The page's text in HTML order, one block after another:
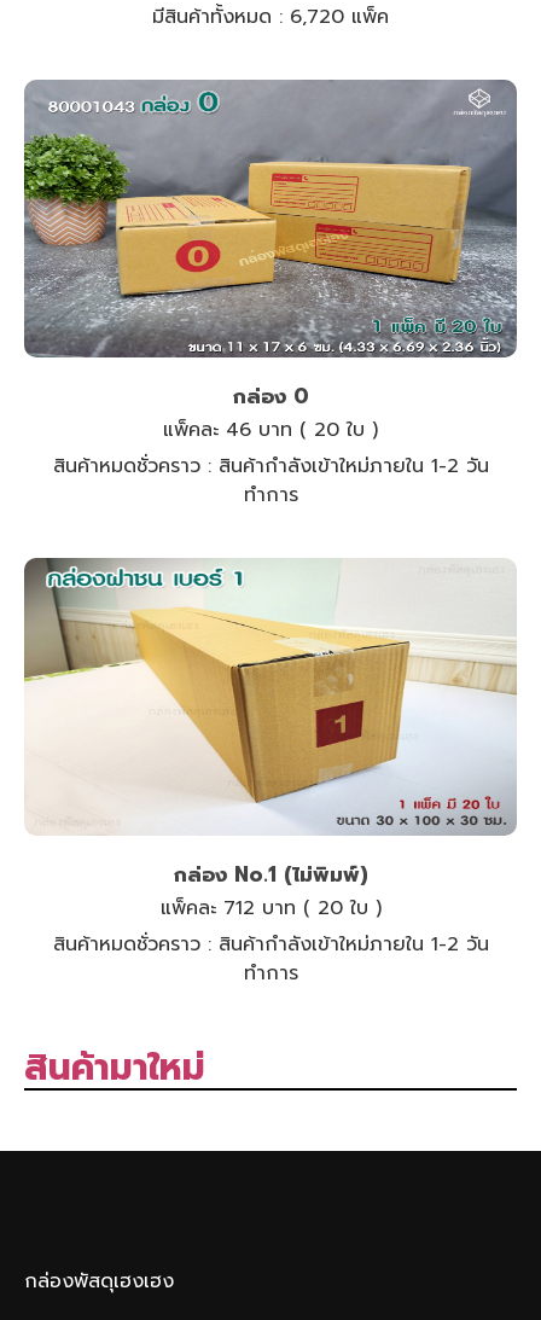
มีสินค้าทั้งหมด : 6,720 แพ็ค
กล่อง 0
แพ็คละ 46 บาท ( 20 ใบ )
สินค้าหมดชั่วคราว : สินค้ากำลังเข้าใหม่ภายใน 1-2 วัน
ทำการ
กล่อง No.1 (ไม่พิมพ์)
แพ็คละ 712 บาท ( 20 ใบ )
สินค้าหมดชั่วคราว : สินค้ากำลังเข้าใหม่ภายใน 1-2 วัน
ทำการ
สินค้ามาใหม่
กล่องพัสดุเฮงเฮง